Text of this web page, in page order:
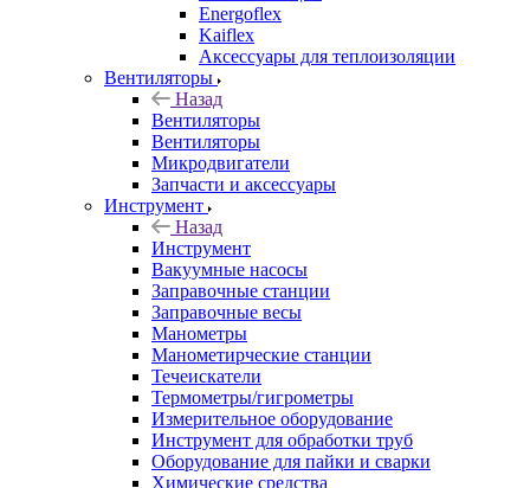
Energoflex
Kaiflex
Аксессуары для теплоизоляции
Вентиляторы
Назад
Вентиляторы
Вентиляторы
Микродвигатели
Запчасти и аксессуары
Инструмент
Назад
Инструмент
Вакуумные насосы
Заправочные станции
Заправочные весы
Манометры
Манометирческие станции
Течеискатели
Термометры/гигрометры
Измерительное оборудование
Инструмент для обработки труб
Оборудование для пайки и сварки
Химические средства